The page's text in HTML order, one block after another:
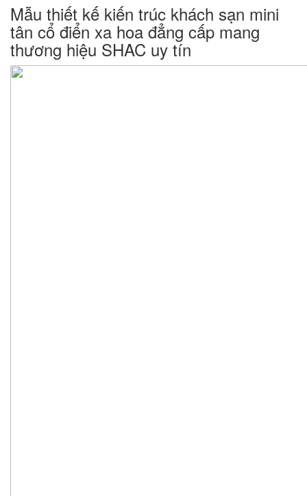
Mẫu thiết kế kiến trúc khách sạn mini
tân cổ điển xa hoa đẳng cấp mang
thương hiệu SHAC uy tín